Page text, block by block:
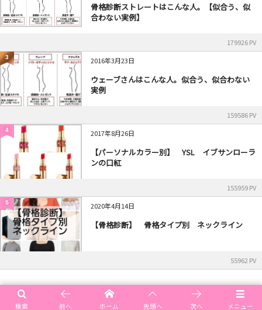
骨格診断ストレートはこんな人。【似合う、似
合わない実例】
179926 PV
3 2016年3月23日
ウェーブさんはこんな人。似合う、似合わない
実例
159586 PV
4 2017年8月26日
【パーソナルカラー別】 YSL イブサンローラ
ンの口紅
155959 PV
5 2020年4月14日
【骨格診断】 骨格タイプ別 ネックライン
55962 PV
HOME おすすめ商品 【動画】salon_de_moyu オーダーピアス メニュー
検索 前へ ホーム 先頭へ 次へ